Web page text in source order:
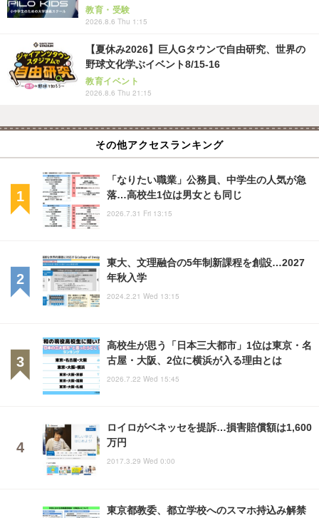
教育・受験
2026.8.6 Thu 1:15
【夏休み2026】巨人Gタウンで自由研究、世界の
野球文化学ぶイベント8/15-16
教育イベント
2026.8.6 Thu 21:15
その他アクセスランキング
「なりたい職業」公務員、中学生の人気が急
落…高校生1位は男女とも同じ
2026.7.31 Fri 13:15
東大、文理融合の5年制新課程を創設…2027
年秋入学
2024.2.21 Wed 13:15
高校生が思う「日本三大都市」1位は東京・名
古屋・大阪、2位に横浜が入る理由とは
2026.7.22 Wed 15:45
ロイロがベネッセを提訴…損害賠償額は1,600
万円
2017.3.29 Wed 0:00
東京都教委、都立学校へのスマホ持込み解禁